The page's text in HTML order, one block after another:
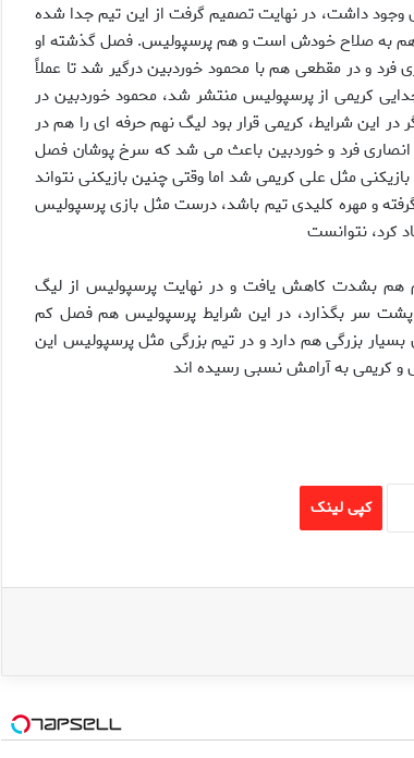
وجود داشت، در نهايت تصميم گرفت از اين تيم جدا شده
هم به صلاح خودش است و هم پرسپوليس. فصل گذشته او
و در مقطعى هم با محمود خوردبين درگير شد تا عملاً
كريمى از پرسپوليس منتشر شد، محمود خوردبين در
اين شرايط، كريمى قرار بود ليگ نهم حرفه اى را هم در
انصارى فرد و خوردبين باعث مى شد كه سرخ پوشان فصل
مثل على كريمى شد اما وقتى چنين بازيكنى نتواند
گرفته و مهره كليدى تيم باشد، درست مثل بازى پرسپوليس
كرد، نتوانست
هم بشدت كاهش يافت و در نهايت پرسپوليس از ليگ
پشت سر بگذارد، در اين شرايط پرسپوليس هم فصل كم
بزرگى هم دارد و در تيم بزرگى مثل پرسپوليس اين
و كريمى به آرامش نسبى رسيده اند
کپی لینک